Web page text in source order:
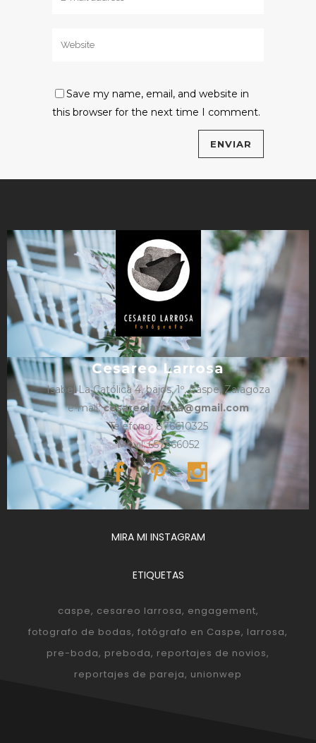
Save my name, email, and website in
this browser for the next time I comment.
Cesareo Larrosa
Isabel La Católica 4, bajos, 1º, Caspe, Zaragoza
e-mail:cesareolarrosa@gmail.com
Teléfono: 876610325
Móvil: 657366052
MIRA MI INSTAGRAM
ETIQUETAS
caspe cesareo larrosa engagement
fotografo de bodas fotógrafo en Caspe larrosa
pre-boda preboda reportajes de novios
reportajes de pareja unionwep